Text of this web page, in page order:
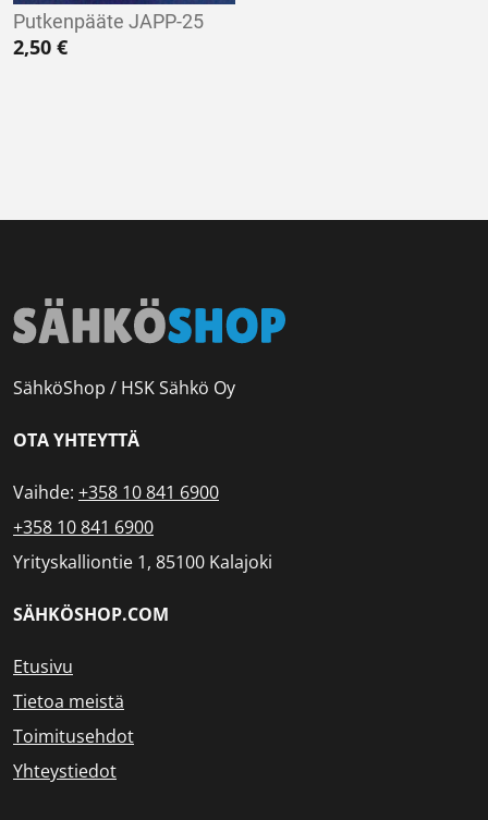
Putkenpääte JAPP-25
2,50 €
SähköShop / HSK Sähkö Oy
OTA YHTEYTTÄ
Vaihde: +358 10 841 6900
+358 10 841 6900
Yrityskalliontie 1, 85100 Kalajoki
SÄHKÖSHOP.COM
Etusivu
Tietoa meistä
Toimitusehdot
Yhteystiedot